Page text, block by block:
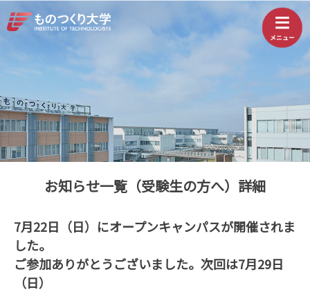
お知らせ一覧（受験生の方へ）詳細
7月22日（日）にオープンキャンパスが開催されま
した。
ご参加ありがとうございました。次回は7月29日
（日）